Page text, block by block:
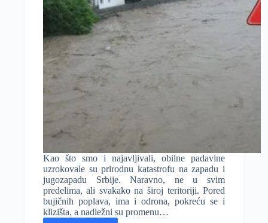
Kao što smo i najavljivali, obilne padavine
uzrokovale su prirodnu katastrofu na zapadu i
jugozapadu Srbije. Naravno, ne u svim
predelima, ali svakako na široj teritoriji. Pored
bujičnih poplava, ima i odrona, pokreću se i
klizišta, a nadležni su promenu…